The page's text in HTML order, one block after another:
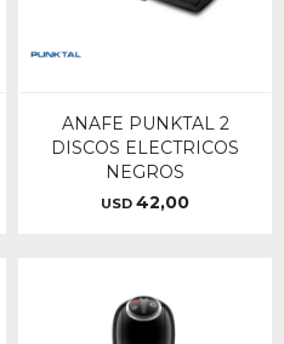
ANAFE PUNKTAL 2
DISCOS ELECTRICOS
NEGROS
USD 42,00